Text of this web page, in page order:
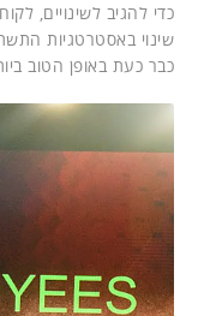
כדי להגיב לשינויים,
שינוי באסטרטגיות
כבר כעת באופן הטוב